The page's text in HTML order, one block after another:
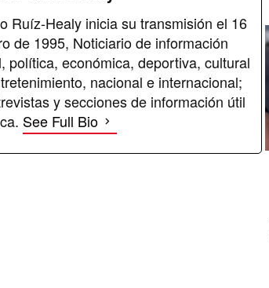
Ruíz-Healy inicia su transmisión el 16
de 1995, Noticiario de información
política, económica, deportiva, cultural
nacional e internacional;
y secciones de información útil
See Full Bio